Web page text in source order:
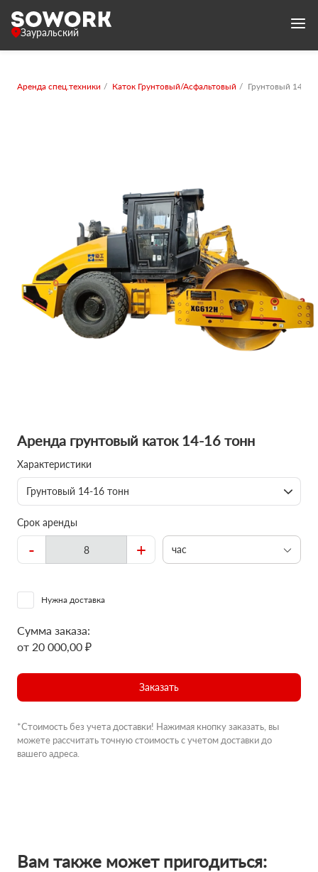
Зауральский
Аренда спец.техники Каток Грунтовый/Асфальтовый Грунтовый 14-16
Аренда грунтовый каток 14-16 тонн
Характеристики
Грунтовый 14-16 тонн
Срок аренды
- + час
Нужна доставка
Сумма заказа:
от 20 000,00 ₽
Заказать
*Стоимость без учета доставки! Нажимая кнопку заказать, вы
можете рассчитать точную стоимость с учетом доставки до
вашего адреса.
Вам также может пригодиться: